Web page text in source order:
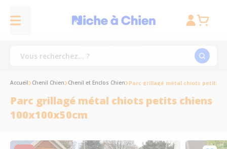
Accueil Chenil Chien Chenil et Enclos Chien Parc grillagé métal chiots petits
Parc grillagé métal chiots petits chiens
100x100x50cm